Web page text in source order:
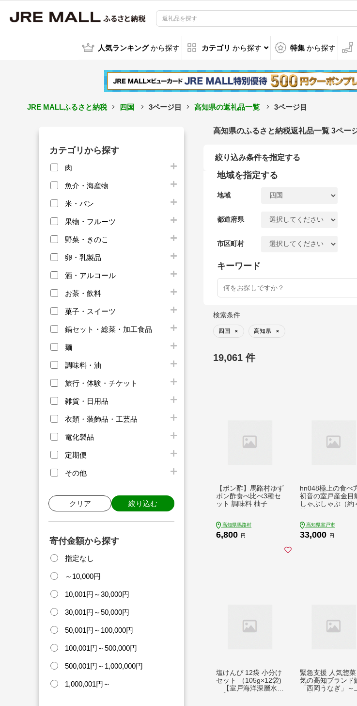
人気ランキング から探す カテゴリ から探す 特集 から探す
JRE MALLふるさと納税 四国 3ページ目 高知県の返礼品一覧 3ページ目
カテゴリから探す
肉
魚介・海産物
米・パン
果物・フルーツ
野菜・きのこ
卵・乳製品
酒・アルコール
お茶・飲料
菓子・スイーツ
鍋セット・総菜・加工食品
麺
調味料・油
旅行・体験・チケット
雑貨・日用品
衣類・装飾品・工芸品
電化製品
定期便
その他
クリア 絞り込む
寄付金額から探す
指定なし
～10,000円
10,001円～30,000円
30,001円～50,000円
50,001円～100,000円
100,001円～500,000円
500,001円～1,000,000円
1,000,001円～
高知県のふるさと納税返礼品一覧 3ペー
絞り込み条件を指定する
地域を指定する
地域
都道府県
市区町村
キーワード
検索条件
四国 × 高知県 ×
19,061 件
【ポン酢】馬路村ゆず
ポン酢食べ比べ3種セ
ット 調味料 柚子
高知県馬路村
6,800 円
hn048極上の食べ
初音の室戸産金目
しゃぶしゃぶ（約
高知県室戸市
33,000 円
塩けんぴ 12袋 小分け
セット （105g×12袋)
【室戸海洋深層水使
緊急支援 人気惣菜
気の高知ブランド
「西岡うなぎ」～